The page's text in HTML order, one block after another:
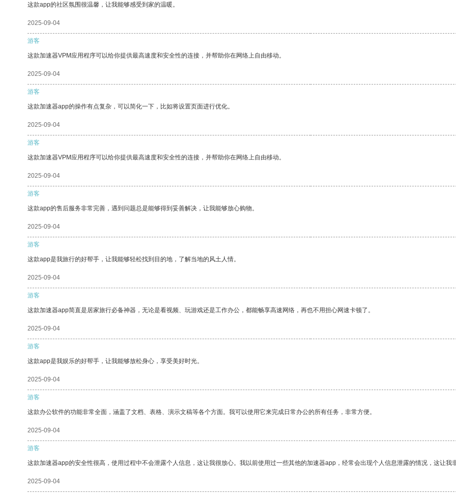
这款app的社区氛围很温馨，让我能够感受到家的温暖。
2025-09-04
游客
这款加速器VPM应用程序可以给你提供最高速度和安全性的连接，并帮助你在网络上自由移动。
2025-09-04
游客
这款加速器app的操作有点复杂，可以简化一下，比如将设置页面进行优化。
2025-09-04
游客
这款加速器VPM应用程序可以给你提供最高速度和安全性的连接，并帮助你在网络上自由移动。
2025-09-04
游客
这款app的售后服务非常完善，遇到问题总是能够得到妥善解决，让我能够放心购物。
2025-09-04
游客
这款app是我旅行的好帮手，让我能够轻松找到目的地，了解当地的风土人情。
2025-09-04
游客
这款加速器app简直是居家旅行必备神器，无论是看视频、玩游戏还是工作办公，都能畅享高速网络，再也不用担心网速卡顿了。
2025-09-04
游客
这款app是我娱乐的好帮手，让我能够放松身心，享受美好时光。
2025-09-04
游客
这款办公软件的功能非常全面，涵盖了文档、表格、演示文稿等各个方面。我可以使用它来完成日常办公的所有任务，非常方便。
2025-09-04
游客
这款加速器app的安全性很高，使用过程中不会泄露个人信息，这让我很放心。我以前使用过一些其他的加速器app，经常会出现个人信息泄露的情况，这让我
2025-09-04